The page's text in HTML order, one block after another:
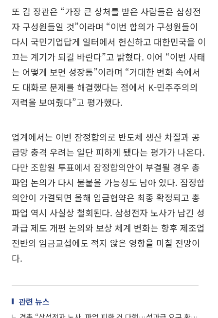
또 김 장관은 “가장 큰 상처를 받은 사람들은 삼성전
자 구성원들일 것”이라며 “이번 합의가 구성원들이
다시 국민기업답게 일터에서 헌신하고 대한민국을 이
끄는 계기가 되길 바란다”고 밝혔다. 이어 “이번 사태
는 어떻게 보면 성장통”이라며 “거대한 변화 속에서
도 대화로 문제를 해결했다는 점에서 K-민주주의의
저력을 보여줬다”고 평가했다.
업계에서는 이번 잠정합의로 반도체 생산 차질과 공
급망 충격 우려는 일단 피하게 됐다는 평가가 나온다.
다만 조합원 투표에서 잠정합의안이 부결될 경우 총
파업 논의가 다시 불붙을 가능성도 남아 있다. 잠정합
의안이 가결되면 올해 임금협약은 최종 확정되고 총
파업 역시 사실상 철회된다. 삼성전자 노사가 남긴 성
과급 제도 개편 논의와 보상 체계 변화는 향후 제조업
전반의 임금교섭에도 적지 않은 영향을 미칠 전망이
다.
관련 뉴스